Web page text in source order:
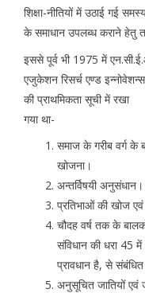
शिक्षा-नीतियों में उठाई गई
के समाधान उपलब्ध कराने हेतु
इससे पूर्व भी 1975 में
एजुकेशन रिसर्च एण्ड
की प्राथमिकता सूची में रखा
गया था-
समाज के गरीब वर्ग के
खोजना।
अन्तर्विषयी अनुसंधान।
प्रतिभाओं की खोज
चौदह वर्ष तक के
संविधान की धरा 45 में
प्रावधान है, से
अनुसूचित जातियों एवं